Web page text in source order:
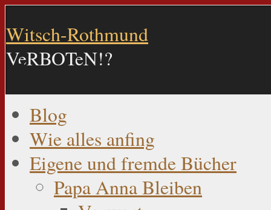
Witsch-Rothmund
VeRBOTeN!?
Blog
Wie alles anfing
Eigene und fremde Bücher
Papa Anna Bleiben